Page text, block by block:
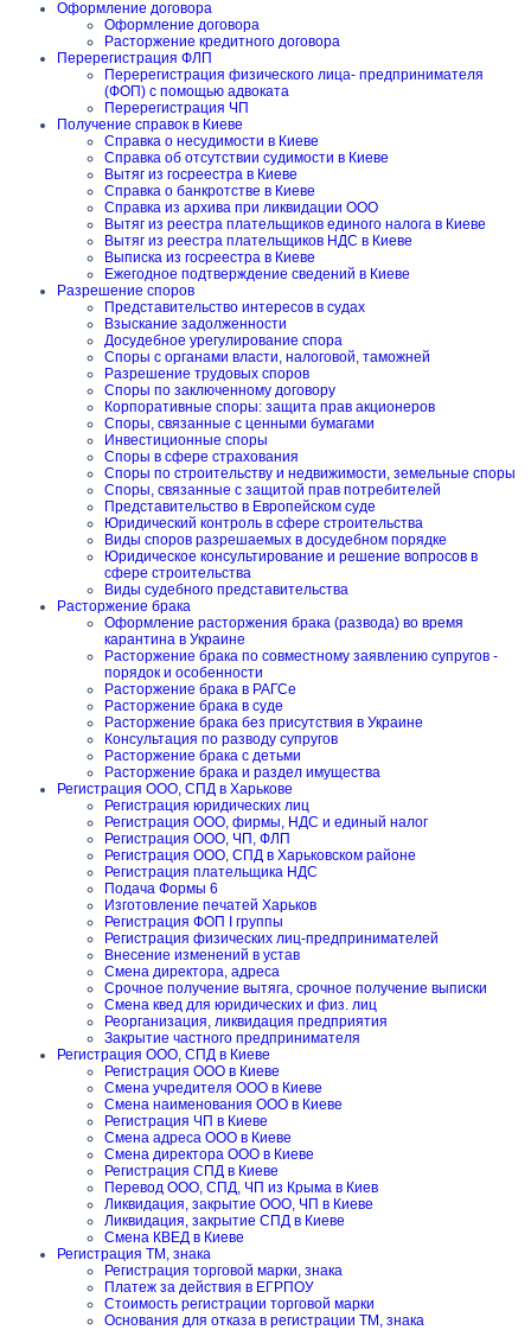
Оформление договора
Оформление договора
Расторжение кредитного договора
Перерегистрация ФЛП
Перерегистрация физического лица- предпринимателя
(ФОП) с помощью адвоката
Перерегистрация ЧП
Получение справок в Киеве
Справка о несудимости в Киеве
Справка об отсутствии судимости в Киеве
Вытяг из госреестра в Киеве
Справка о банкротстве в Киеве
Справка из архива при ликвидации ООО
Вытяг из реестра плательщиков единого налога в Киеве
Вытяг из реестра плательщиков НДС в Киеве
Выписка из госреестра в Киеве
Ежегодное подтверждение сведений в Киеве
Разрешение споров
Представительство интересов в судах
Взыскание задолженности
Досудебное урегулирование спора
Споры с органами власти, налоговой, таможней
Разрешение трудовых споров
Споры по заключенному договору
Корпоративные споры: защита прав акционеров
Споры, связанные с ценными бумагами
Инвестиционные споры
Споры в сфере страхования
Споры по строительству и недвижимости, земельные споры
Споры, связанные с защитой прав потребителей
Представительство в Европейском суде
Юридический контроль в сфере строительства
Виды споров разрешаемых в досудебном порядке
Юридическое консультирование и решение вопросов в
сфере строительства
Виды судебного представительства
Расторжение брака
Оформление расторжения брака (развода) во время
карантина в Украине
Расторжение брака по совместному заявлению супругов -
порядок и особенности
Расторжение брака в РАГСе
Расторжение брака в суде
Расторжение брака без присутствия в Украине
Консультация по разводу супругов
Расторжение брака с детьми
Расторжение брака и раздел имущества
Регистрация ООО, СПД в Харькове
Регистрация юридических лиц
Регистрация ООО, фирмы, НДС и единый налог
Регистрация ООО, ЧП, ФЛП
Регистрация ООО, СПД в Харьковском районе
Регистрация плательщика НДС
Подача Формы 6
Изготовление печатей Харьков
Регистрация ФОП I группы
Регистрация физических лиц-предпринимателей
Внесение изменений в устав
Смена директора, адреса
Срочное получение вытяга, срочное получение выписки
Смена квед для юридических и физ. лиц
Реорганизация, ликвидация предприятия
Закрытие частного предпринимателя
Регистрация ООО, СПД в Киеве
Регистрация ООО в Киеве
Смена учредителя ООО в Киеве
Смена наименования ООО в Киеве
Регистрация ЧП в Киеве
Смена адреса ООО в Киеве
Смена директора ООО в Киеве
Регистрация СПД в Киеве
Перевод ООО, СПД, ЧП из Крыма в Киев
Ликвидация, закрытие ООО, ЧП в Киеве
Ликвидация, закрытие СПД в Киеве
Смена КВЕД в Киеве
Регистрация ТМ, знака
Регистрация торговой марки, знака
Платеж за действия в ЕГРПОУ
Стоимость регистрации торговой марки
Основания для отказа в регистрации ТМ, знака